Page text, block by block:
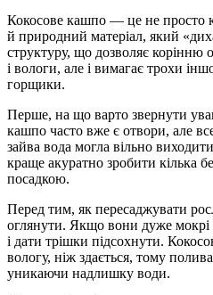
Кокосове кашпо — це не просто
й природний матеріал, який
структуру, що дозволяє корінню
і вологи, але і вимагає трохи
горщики.
Перше, на що варто звернути
кашпо часто вже є отвори, але
зайва вода могла вільно
краще акуратно зробити кілька
посадкою.
Перед тим, як пересаджувати
оглянути. Якщо вони дуже мокрі
і дати трішки підсохнути.
вологу, ніж здається, тому
уникаючи надлишку води.